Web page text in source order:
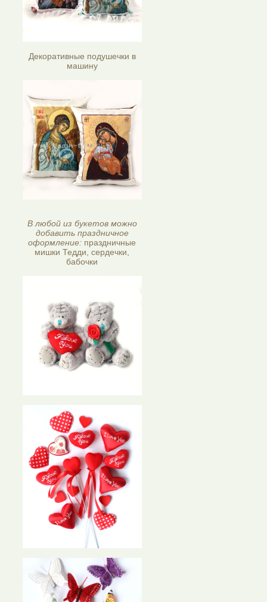
Декоративные подушечки в
машину
В любой из букетов можно
добавить праздничное
оформление: праздничные
мишки Тедди, сердечки,
бабочки